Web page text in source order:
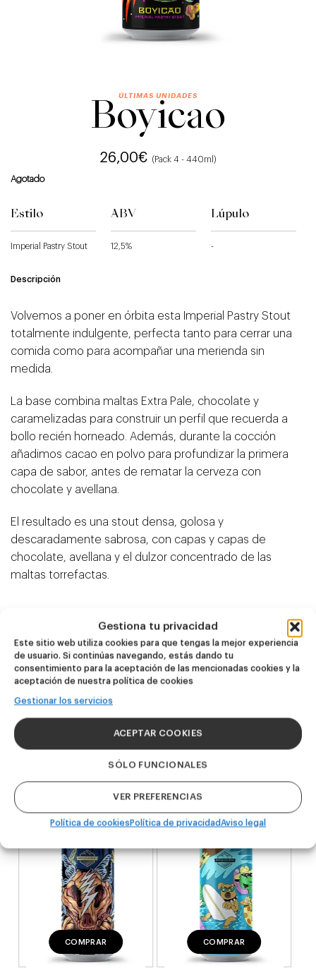
Gestiona tu privacidad
Este sitio web utiliza cookies para que tengas la mejor experiencia
de usuario. Si continúas navegando, estás dando tu
consentimiento para la aceptación de las mencionadas cookies y la
aceptación de nuestra política de cookies
Gestionar los servicios
ACEPTAR COOKIES
SÓLO FUNCIONALES
VER PREFERENCIAS
Política de cookiesPolítica de privacidadAviso legal
Boyicao
26,00€ (Pack 4 - 440ml)
Agotado
Estilo
Imperial Pastry Stout
ABV
12,5%
Lúpulo
-
Descripción
Volvemos a poner en órbita esta Imperial Pastry Stout
totalmente indulgente, perfecta tanto para cerrar una
comida como para acompañar una merienda sin
medida.
La base combina maltas Extra Pale, chocolate y
caramelizadas para construir un perfil que recuerda a
bollo recién horneado. Además, durante la cocción
añadimos cacao en polvo para profundizar la primera
capa de sabor, antes de rematar la cerveza con
chocolate y avellana.
El resultado es una stout densa, golosa y
descaradamente sabrosa, con capas y capas de
chocolate, avellana y el dulzor concentrado de las
maltas torrefactas.
Productos
relacionados
(Pack 4 - 440ml)
COMPRAR
Kook Town
(Pack 4 - 440ml)
COMPRAR